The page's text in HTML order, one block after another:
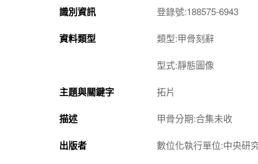
識別資訊 登錄號:188575-6943
資料類型 類型:甲骨刻辭
型式:靜態圖像
主題與關鍵字 拓片
描述 甲骨分期:合集未收
出版者 數位化執行單位:中央研